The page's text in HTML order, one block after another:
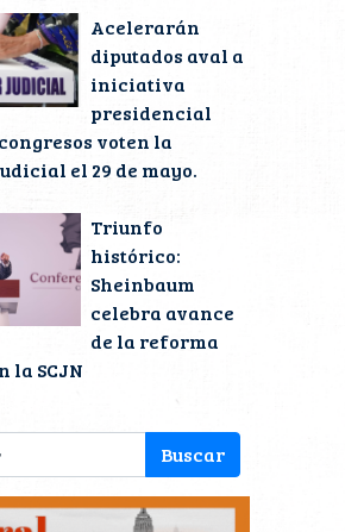
Acelerarán
diputados aval a
iniciativa
presidencial
voten la
el 29 de mayo.
Triunfo
histórico:
Sheinbaum
celebra avance
de la reforma
la SCJN